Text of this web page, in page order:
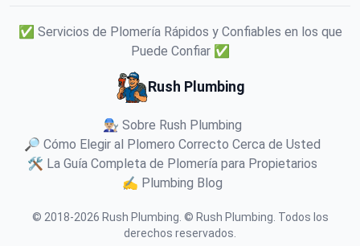
✅ Servicios de Plomería Rápidos y Confiables en los que
Puede Confiar ✅
Rush Plumbing
👨🏼‍🔧 Sobre Rush Plumbing
🔎 Cómo Elegir al Plomero Correcto Cerca de Usted
🛠️ La Guía Completa de Plomería para Propietarios
✍️ Plumbing Blog
© 2018-2026 Rush Plumbing © Rush Plumbing. Todos los
derechos reservados.